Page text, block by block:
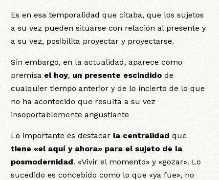
Es en esa temporalidad que citaba, que los sujetos
a su vez pueden situarse con relación al presente y
a su vez, posibilita proyectar y proyectarse.
Sin embargo, en la actualidad, aparece como
premisa el hoy, un presente escindidode
cualquier tiempo anterior y de lo incierto de lo que
no ha acontecido que resulta a su vez
insoportablemente angustiante
Lo importante es destacar la centralidadque
tiene «el aquí y ahora» para el sujeto de la
posmodernidad. «Vivir el momento» y «gozar». Lo
sucedido es concebido como lo que «ya fue», no